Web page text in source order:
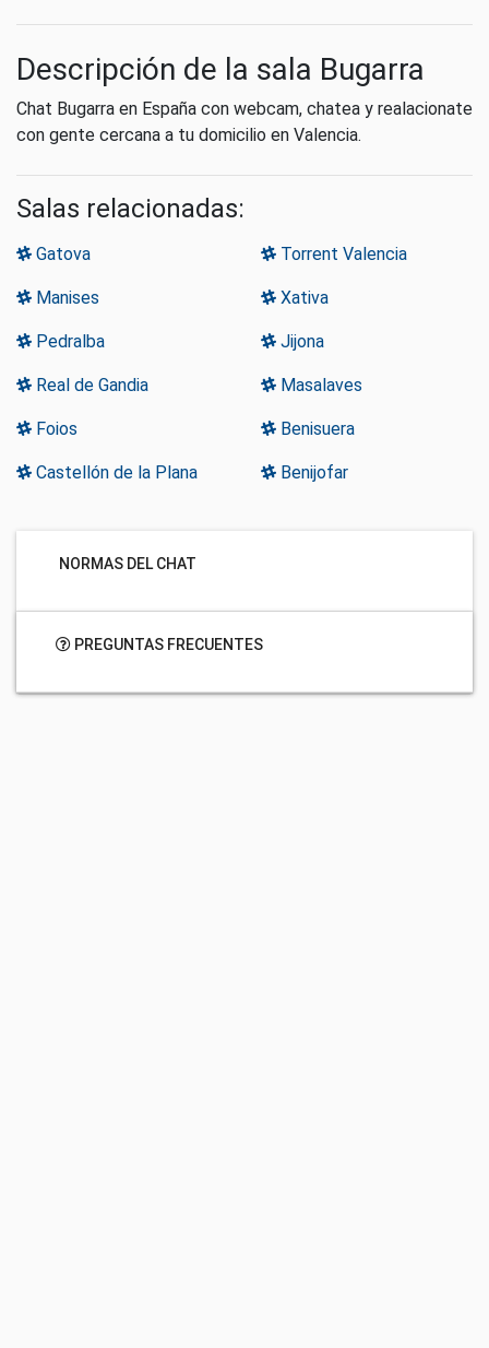
Descripción de la sala Bugarra
Chat Bugarra en España con webcam, chatea y realacionate
con gente cercana a tu domicilio en Valencia.
Salas relacionadas:
Gatova Torrent Valencia
Manises Xativa
Pedralba Jijona
Real de Gandia Masalaves
Foios Benisuera
Castellón de la Plana Benijofar
NORMAS DEL CHAT
PREGUNTAS FRECUENTES